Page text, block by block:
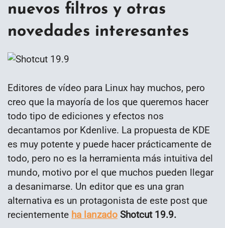
nuevos filtros y otras
novedades interesantes
Editores de vídeo para Linux hay muchos, pero
creo que la mayoría de los que queremos hacer
todo tipo de ediciones y efectos nos
decantamos por Kdenlive. La propuesta de KDE
es muy potente y puede hacer prácticamente de
todo, pero no es la herramienta más intuitiva del
mundo, motivo por el que muchos pueden llegar
a desanimarse. Un editor que es una gran
alternativa es un protagonista de este post que
recientemente ha lanzado Shotcut 19.9.